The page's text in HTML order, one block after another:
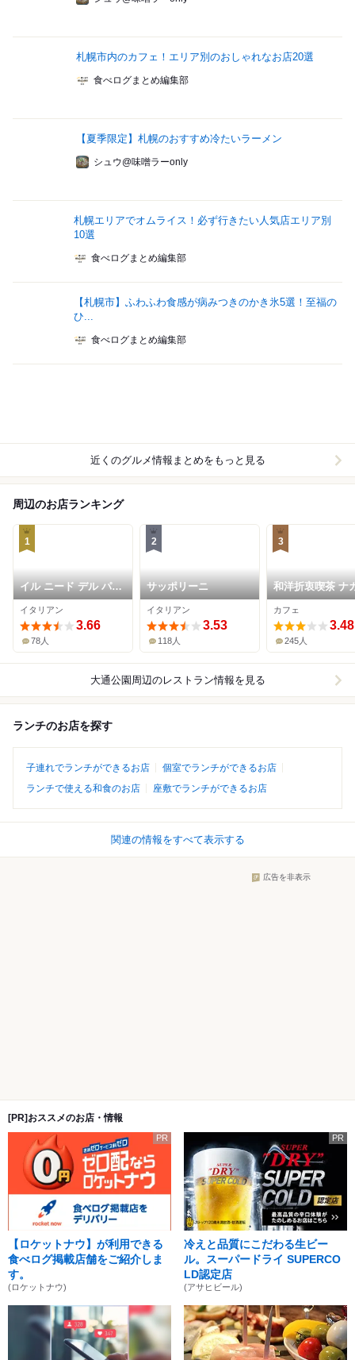
札幌市内のカフェ！エリア別のおしゃれなお店20選
食べログまとめ編集部
【夏季限定】札幌のおすすめ冷たいラーメン
シュウ@味噌ラーonly
札幌エリアでオムライス！必ず行きたい人気店エリア別
10選
食べログまとめ編集部
【札幌市】ふわふわ食感が病みつきのかき氷5選！至福の
ひ...
食べログまとめ編集部
近くのグルメ情報まとめをもっと見る
周辺のお店ランキング
1
イル ニード デル パス
ト
イタリアン
3.66
78人
2
サッポリーニ
イタリアン
3.53
118人
3
和洋折衷喫茶 ナ
マレスト
カフェ
3.48
245人
大通公園周辺のレストラン情報を見る
ランチのお店を探す
子連れでランチができるお店
個室でランチができるお店
ランチで使える和食のお店
座敷でランチができるお店
関連の情報をすべて表示する
広告を非表示
[PR]おススメのお店・情報
PR
【ロケットナウ】が利用できる
食べログ掲載店舗をご紹介しま
す。
(ロケットナウ)
PR
冷えと品質にこだわる生ビー
ル。スーパードライ SUPERCO
LD認定店
(アサヒビール)